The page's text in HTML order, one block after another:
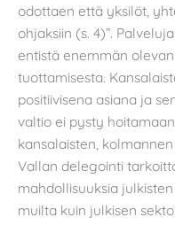
odottaen että yksilöt,
ohjaksiin (s. 4)”.
entistä enemmän
tuottamisesta.
positiivisena asiana ja
valtio ei pysty
kansalaisten,
Vallan delegointi
mahdollisuuksia
muilta kuin julkisen